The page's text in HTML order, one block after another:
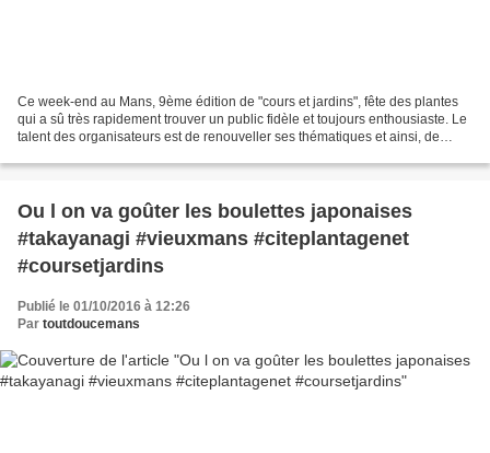
Ce week-end au Mans, 9ème édition de "cours et jardins", fête des plantes
qui a sû très rapidement trouver un public fidèle et toujours enthousiaste. Le
talent des organisateurs est de renouveller ses thématiques et ainsi, de
Ou l on va goûter les boulettes japonaises
#takayanagi #vieuxmans #citeplantagenet
#coursetjardins
Publié le 01/10/2016 à 12:26
Par toutdoucemans